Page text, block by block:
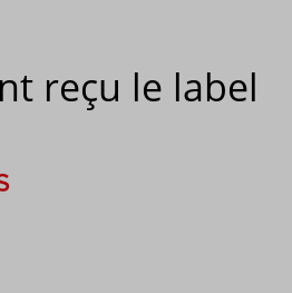
reçu le label